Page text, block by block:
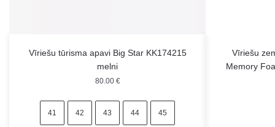
Vīriešu tūrisma apavi Big Star KK174215
melni
80.00 €
41 42 43 44 45
Vīriešu
Memory